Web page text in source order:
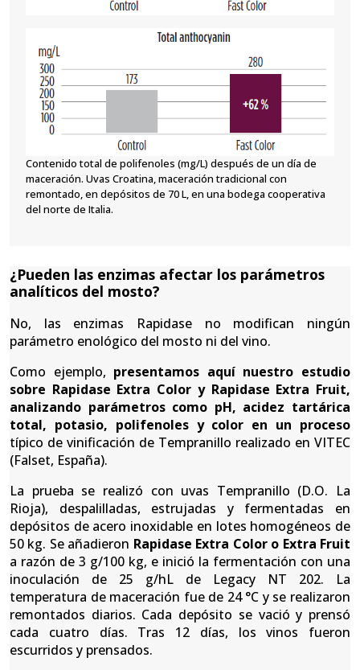
Contenido total de polifenoles (mg/L) después de un día de
maceración. Uvas Croatina, maceración tradicional con
remontado, en depósitos de 70 L, en una bodega cooperativa
del norte de Italia.
¿Pueden las enzimas afectar los parámetros
analíticos del mosto?
No, las enzimas Rapidase no modifican ningún
parámetro enológico del mosto ni del vino.
Como ejemplo, presentamos aquí nuestro estudio
sobre Rapidase Extra Color y Rapidase Extra Fruit,
analizando parámetros como pH, acidez tartárica
total, potasio, polifenoles y color en un proceso
típico de vinificación de Tempranillo realizado en VITEC
(Falset, España).
La prueba se realizó con uvas Tempranillo (D.O. La
Rioja), despalilladas, estrujadas y fermentadas en
depósitos de acero inoxidable en lotes homogéneos de
50 kg. Se añadieron Rapidase Extra Color o Extra Fruit
a razón de 3 g/100 kg, e inició la fermentación con una
inoculación de 25 g/hL de Legacy NT 202. La
temperatura de maceración fue de 24 °C y se realizaron
remontados diarios. Cada depósito se vació y prensó
cada cuatro días. Tras 12 días, los vinos fueron
escurridos y prensados.